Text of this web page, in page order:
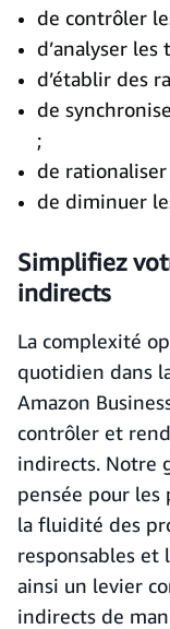
de contrôler
d’analyser les
d’établir des
de
;
de
de diminuer
Simplifiez
indirects
La complexité
quotidien dans
Amazon
contrôler et
indirects. Notre
pensée pour les
la fluidité des
responsables et
ainsi un levier
indirects de